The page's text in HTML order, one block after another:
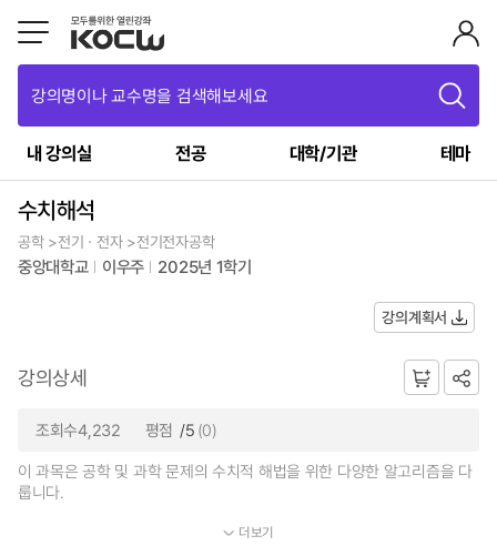
강의명이나 교수명을 검색해보세요
내 강의실 전공 대학/기관 테마
수치해석
공학 >전기ㆍ전자 >전기전자공학
중앙대학교 이우주 2025년 1학기
강의계획서
강의상세
조회수4,232 평점 /5 (0)
이 과목은 공학 및 과학 문제의 수치적 해법을 위한 다양한 알고리즘을 다
룹니다.
주요 학습 목표는 수치 알고리즘의 이론적 원리, 적용 가능성...
더보기